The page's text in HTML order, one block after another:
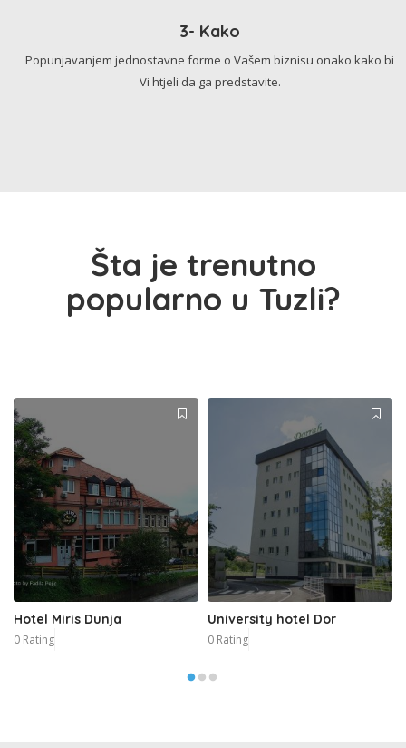
3- Kako
Popunjavanjem jednostavne forme o Vašem biznisu onako kako bi
Vi htjeli da ga predstavite.
Šta je trenutno
popularno u Tuzli?
Hotel Miris Dunja
0 Rating
University hotel Dor
0 Rating